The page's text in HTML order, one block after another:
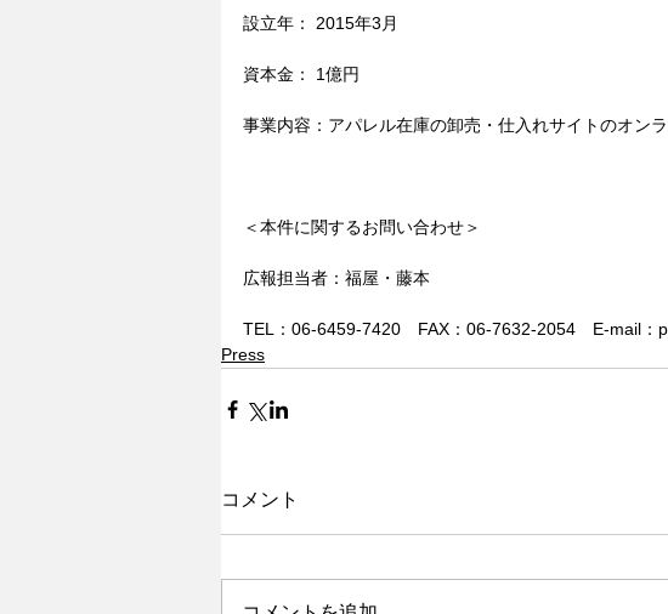
設立年： 2015年3月
資本金： 1億円
事業内容：アパレル在庫の卸売・仕入れサイトのオン
＜本件に関するお問い合わせ＞
広報担当者：福屋・藤本
TEL：06-6459-7420　FAX：06-7632-2054　E-mail：
Press
コメント